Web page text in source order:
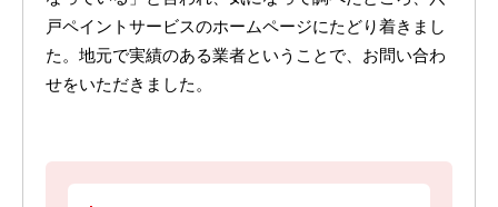
戸ペイントサービスのホームページにたどり着きまし
た。地元で実績のある業者ということで、お問い合わ
せをいただきました。